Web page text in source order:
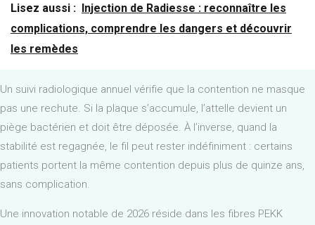
Lisez aussi : Injection de Radiesse : reconnaître les
complications, comprendre les dangers et découvrir
les remèdes
Un suivi radiologique annuel vérifie que la contention ne masque
pas une rechute. Si la plaque s’accumule, l’attelle devient un
piège bactérien et doit être déposée. À l’inverse, quand la
stabilité est regagnée, le fil peut rester indéfiniment : certains
patients portent la même contention depuis plus de quinze ans,
sans complication.
Une innovation notable de 2026 réside dans les fibres PEKK